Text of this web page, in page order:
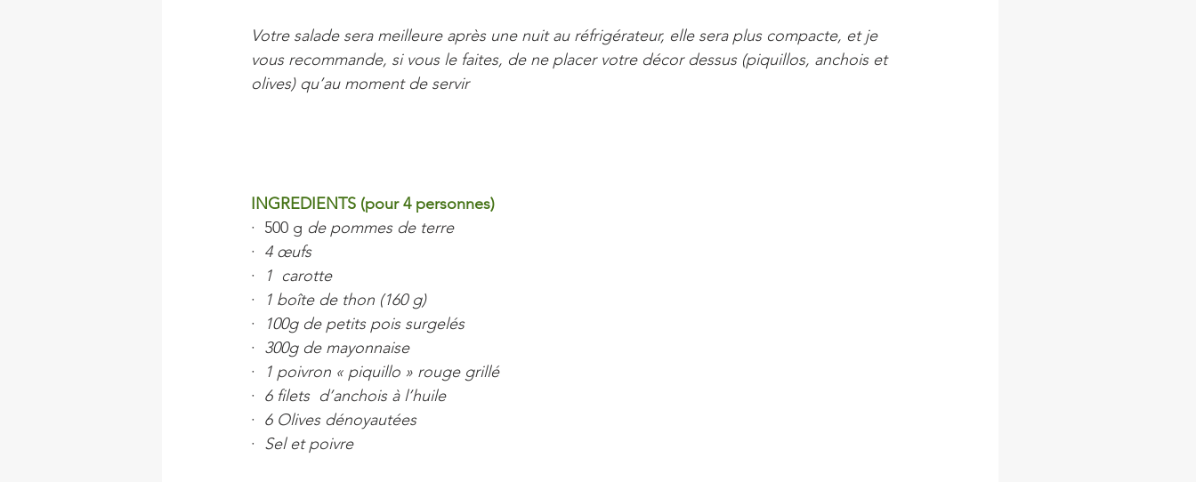
Votre salade sera meilleure après une nuit au réfrigérateur, elle sera plus compacte, et je
vous recommande, si vous le faites, de ne placer votre décor dessus (piquillos, anchois et
olives) qu’au moment de servir
INGREDIENTS (pour 4 personnes)
·  500 g de pommes de terre
· 4 œufs
·
1 carotte
·
1 boîte de thon (160 g)
·
100g de petits pois surgelés
· 300g de mayonnaise
·
1 poivron « piquillo » rouge grillé
· 6 filets  d’anchois à l’huile
· 6 Olives dénoyautées
· Sel et poivre